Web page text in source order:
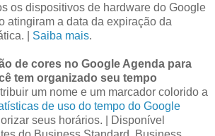
os dispositivos de hardware do Google
atingiram a data da expiração da
| Saiba mais.
de cores no Google Agenda para
tem organizado seu tempo
um nome e um marcador colorido a
de uso do tempo do Google
seus horários. | Disponível